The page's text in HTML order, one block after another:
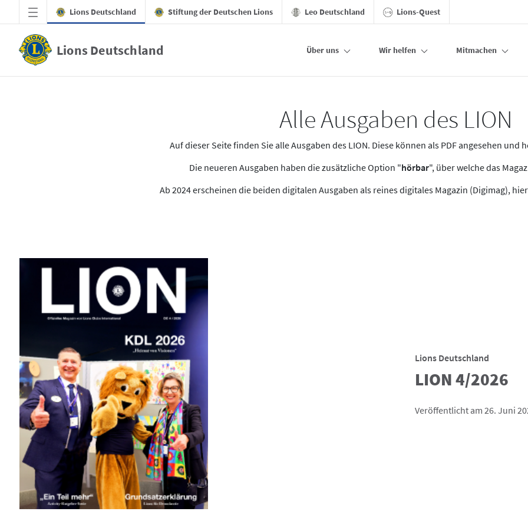
Zum Hauptinhalt springen
Lions Deutschland Stiftung der Deutschen Lions Leo Deutschland Lions-Quest
Lions Deutschland Über uns Wir helfen Mitmachen
Alle Ausgaben des LION
Auf dieser Seite finden Sie alle Ausgaben des LION. Diese können als PDF angesehen und
Die neueren Ausgaben haben die zusätzliche Option "hörbar", über welche das
Ab 2024 erscheinen die beiden digitalen Ausgaben als reines digitales Magazin (Digimag),
Lions Deutschland
LION 4/2026
Veröffentlicht am 26. Juni